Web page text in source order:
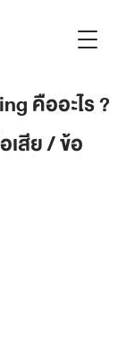
คืออะไร ?
เสีย / ข้อ